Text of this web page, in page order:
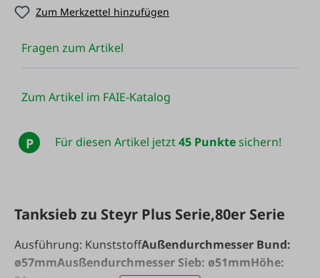
Zum Merkzettel hinzufügen
Fragen zum Artikel
Zum Artikel im FAIE-Katalog
P Für diesen Artikel jetzt45 Punktesichern!
Tanksieb zu Steyr Plus Serie,80er Serie
Ausführung: KunststoffAußendurchmesser Bund:
ø57mmAusßendurchmesser Sieb: ø51mmHöhe: